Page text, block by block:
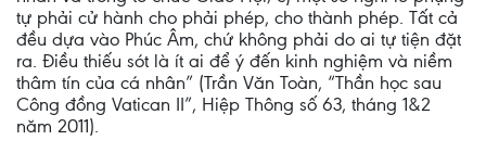
tự phải cử hành cho phải phép, cho thành phép. Tất cả
đều dựa vào Phúc Âm, chứ không phải do ai tự tiện đặt
ra. Điều thiếu sót là ít ai để ý đến kinh nghiệm và niềm
thâm tín của cá nhân” (Trần Văn Toàn, “Thần học sau
Công đồng Vatican II”, Hiệp Thông số 63, tháng 1&2
năm 2011).